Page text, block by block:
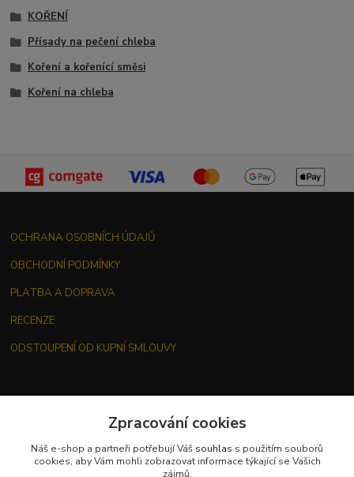
KOŘENÍ
Přísady na pečení chleba
Koření a kořenící směsi
Koření na chleba
OCHRANA OSOBNÍCH ÚDAJŮ
OBCHODNÍ PODMÍNKY
PLATBA A DOPRAVA
RECENZE
ODSTOUPENÍ OD KUPNÍ SMLOUVY
Kontakt
Zpracování cookies
Náš e-shop a partneři potřebují Váš souhlas s použitím souborů
cookies, aby Vám mohli zobrazovat informace týkající se Vašich
zájmů.